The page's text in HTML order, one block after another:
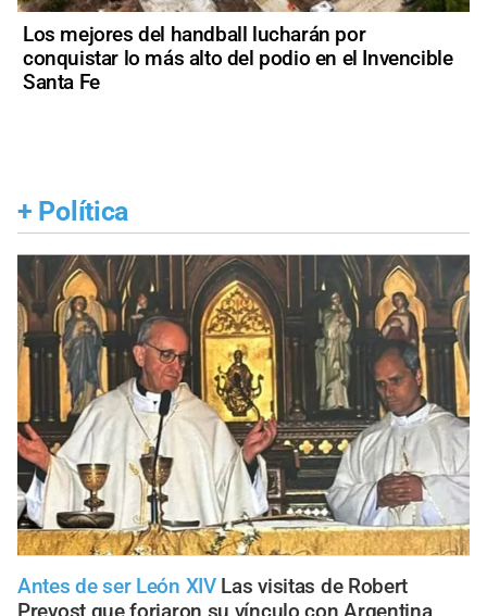
Los mejores del handball lucharán por
conquistar lo más alto del podio en el Invencible
Santa Fe
+ Política
Antes de ser León XIV Las visitas de Robert